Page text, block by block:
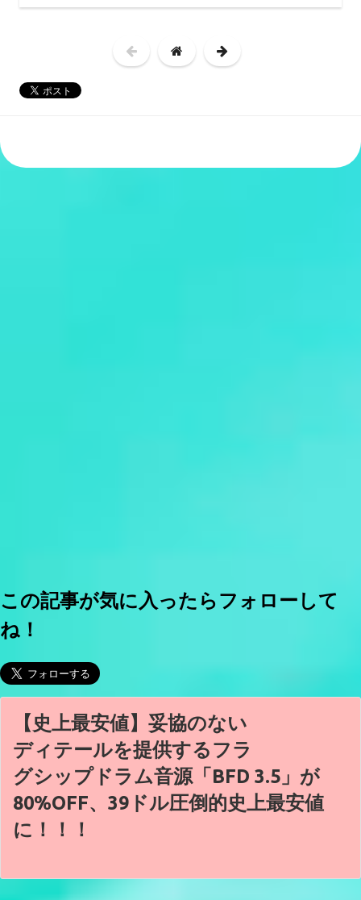
この記事が気に入ったらフォローして
ね！
【史上最安値】妥協のない
ディテールを提供するフラ
グシップドラム音源「BFD 3.5」が
80%OFF、39ドル圧倒的史上最安値
に！！！